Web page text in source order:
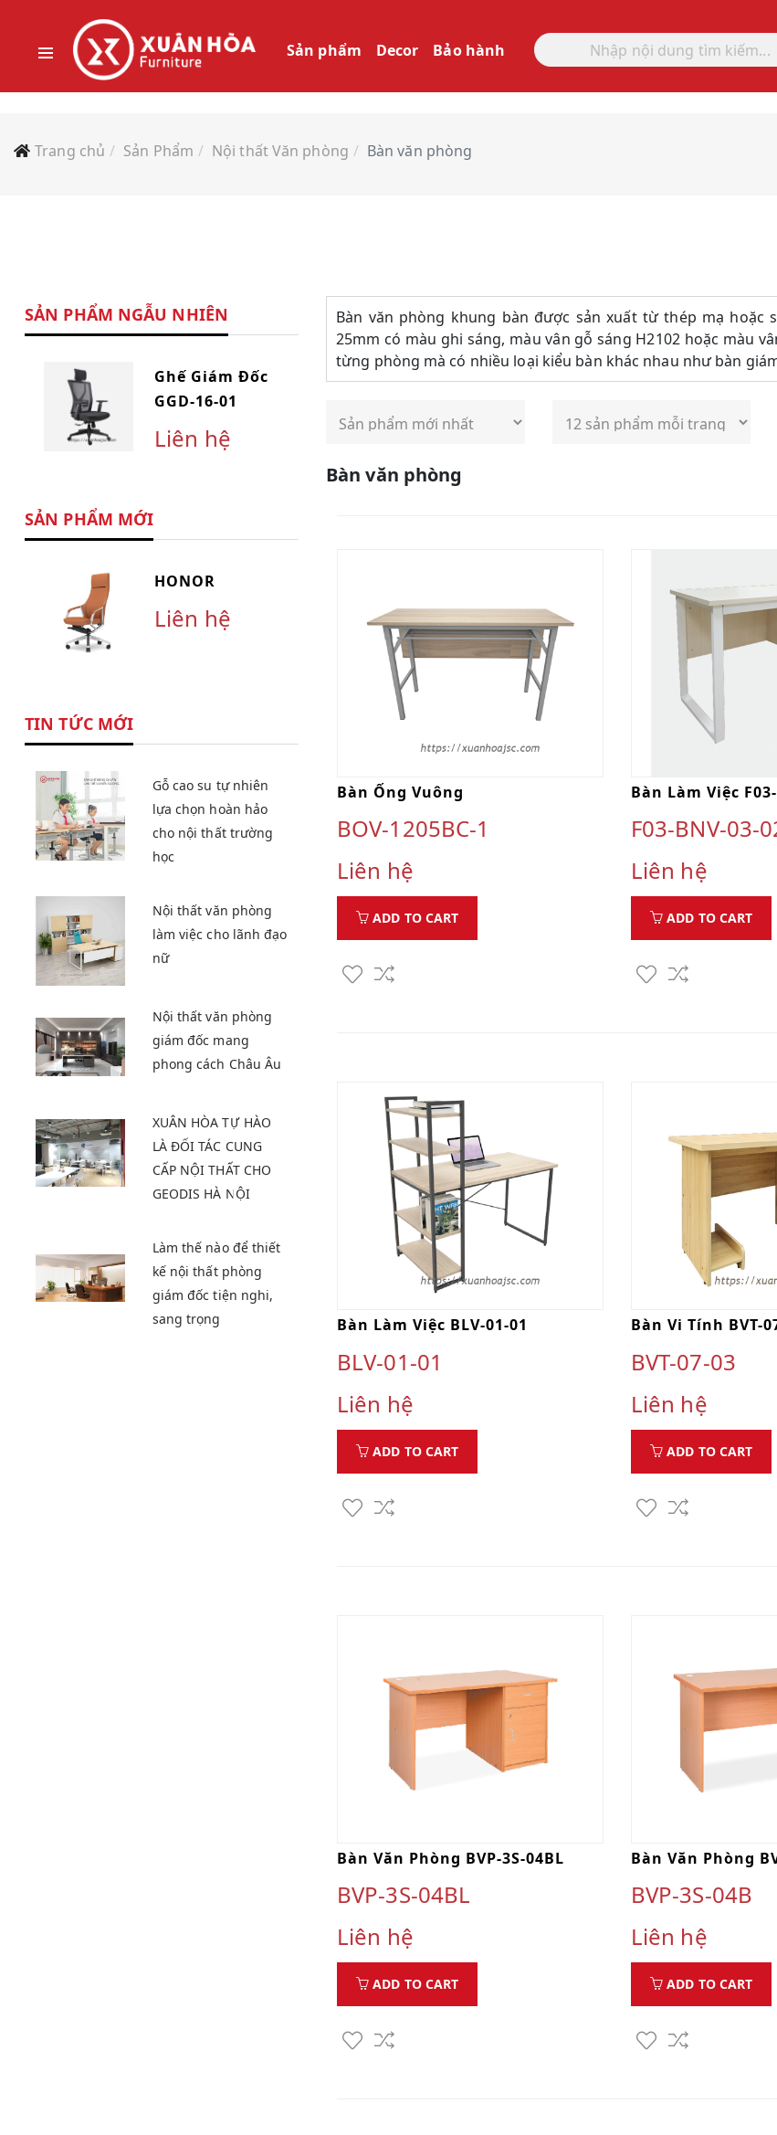
Sản phẩm Decor Bảo hành
Trang chủ Sản Phẩm Nội thất Văn phòng Bàn văn phòng
SẢN PHẨM NGẪU NHIÊN
Ghế Giám Đốc
GGD-16-01
Liên hệ
Ghế Phòng
Liên hệ
GHẾ
Liên hệ
SẢN PHẨM MỚI
HONOR
Liên hệ
Cap Ceiling
Liên hệ
Ghế Hội
Liên
TIN TỨC MỚI
Gỗ cao su tự nhiên
lựa chọn hoàn hảo
cho nội thất trường
học
Nội thất văn phòng
làm việc cho lãnh đạo
nữ
Nội thất văn phòng
giám đốc mang
phong cách Châu Âu
XUÂN HÒA TỰ HÀO
LÀ ĐỐI TÁC CUNG
CẤP NỘI THẤT CHO
GEODIS HÀ NỘI
Làm thế nào để thiết
kế nội thất phòng
giám đốc tiện nghi,
sang trọng
Bàn văn phòng khung bàn được sản xuất từ thép mạ
25mm có màu ghi sáng, màu vân gỗ sáng H2102 hoặc màu
từng phòng mà có nhiều loại kiểu bàn khác nhau như bàn
Bàn văn phòng
Bàn Ống Vuông
BOV-1205BC-1
Liên hệ
ADD TO CART
Bàn Làm Việc
F03-BNV-03-
Liên hệ
ADD TO CART
Bàn Làm Việc BLV-01-01
BLV-01-01
Liên hệ
ADD TO CART
Bàn Vi Tính BVT-
BVT-07-03
Liên hệ
ADD TO CART
Bàn Văn Phòng BVP-3S-04BL
BVP-3S-04BL
Liên hệ
ADD TO CART
Bàn Văn Phòng
BVP-3S-04B
Liên hệ
ADD TO CART